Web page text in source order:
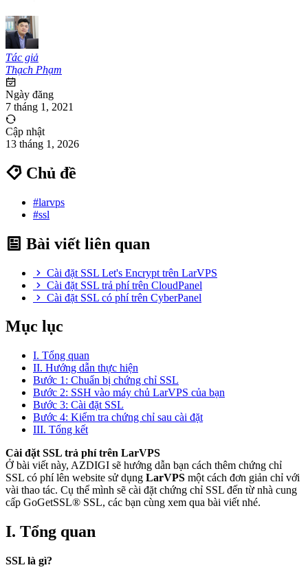
Tác giả
Thạch Phạm
Ngày đăng
7 tháng 1, 2021
Cập nhật
13 tháng 1, 2026
Chủ đề
#larvps
#ssl
Bài viết liên quan
Cài đặt SSL Let's Encrypt trên LarVPS
Cài đặt SSL trả phí trên CloudPanel
Cài đặt SSL có phí trên CyberPanel
Mục lục
I. Tổng quan
II. Hướng dẫn thực hiện
Bước 1: Chuẩn bị chứng chỉ SSL
Bước 2: SSH vào máy chủ LarVPS của bạn
Bước 3: Cài đặt SSL
Bước 4: Kiểm tra chứng chỉ sau cài đặt
III. Tổng kết
Cài đặt SSL trả phí trên LarVPS
Ở bài viết này, AZDIGI sẽ hướng dẫn bạn cách thêm chứng chỉ
SSL có phí lên website sử dụng LarVPS một cách đơn giản chỉ với
vài thao tác. Cụ thể mình sẽ cài đặt chứng chỉ SSL đến từ nhà cung
cấp GoGetSSL® SSL, các bạn cùng xem qua bài viết nhé.
I. Tổng quan
SSL là gì?